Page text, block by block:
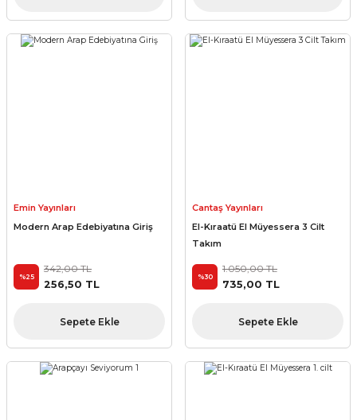
Emin Yayınları
Modern Arap Edebiyatına Giriş
%25
342,00 TL
256,50 TL
Sepete Ekle
Cantaş Yayınları
El-Kıraatü El Müyessera 3 Cilt
Takım
%30
1.050,00 TL
735,00 TL
Sepete Ekle